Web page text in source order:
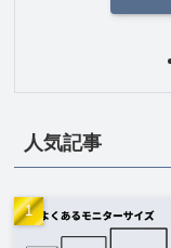
人気記事